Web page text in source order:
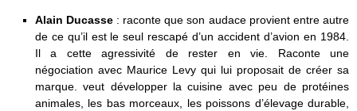
Alain Ducasse : raconte que son audace provient entre autre
de ce qu’il est le seul rescapé d’un accident d’avion en 1984.
Il a cette agressivité de rester en vie. Raconte une
négociation avec Maurice Levy qui lui proposait de créer sa
marque. veut développer la cuisine avec peu de protéines
animales, les bas morceaux, les poissons d’élevage durable,